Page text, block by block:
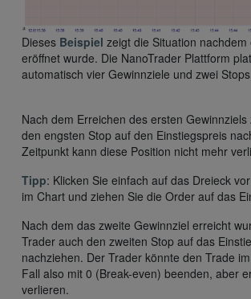
Dieses Beispiel zeigt die Situation nachdem
eröffnet wurde. Die NanoTrader Plattform
automatisch vier Gewinnziele und zwei
Nach dem Erreichen des ersten
den engsten Stop auf den Einstiegspreis
Zeitpunkt kann diese Position nicht mehr
Tipp: Klicken Sie einfach auf das Dreieck
im Chart und ziehen Sie die Order auf das
Nach dem das zweite Gewinnziel erreicht
Trader auch den zweiten Stop auf das
nachziehen. Der Trader könnte den Trade
Fall also mit 0 (Break-even) beenden, aber
verlieren.